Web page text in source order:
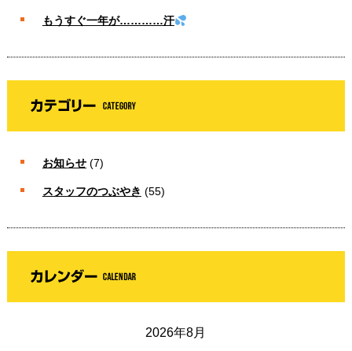
もうすぐ一年が…………汗
お知らせ(7)
スタッフのつぶやき (55)
2026年8月